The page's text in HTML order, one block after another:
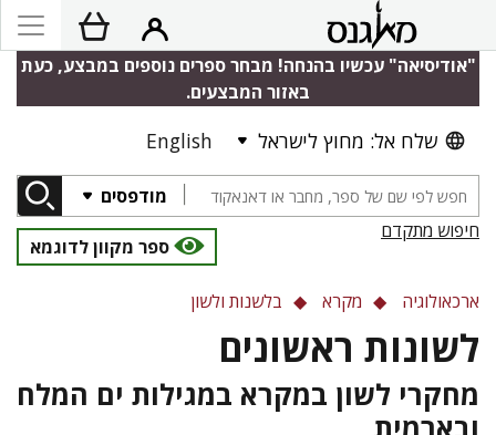
"אודיסיאה" עכשיו בהנחה! מבחר ספרים נוספים במבצע, כעת
באזור המבצעים.
שלח אל: מחוץ לישראל English
מודפסים
חיפוש מתקדם
ספר מקוון לדוגמא
ארכאולוגיה מקרא בלשנות ולשון
לשונות ראשונים
מחקרי לשון במקרא במגילות ים המלח